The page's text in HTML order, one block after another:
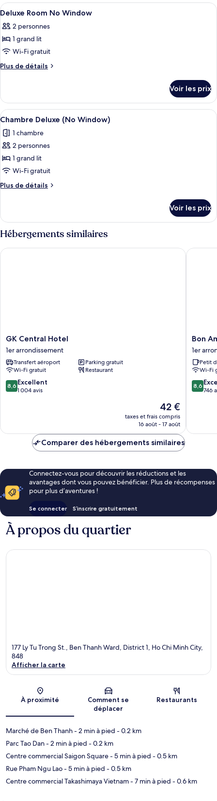
Deluxe
Twin
Room
type
de
Premium
Deluxe
Room
Afficher
toutes
les
photos
pour
ce
chambre :
Deluxe
Room
No
Window
Une chambre à coucher avec un lit,
5
Deluxe Room No Window
2 personnes
1 grand lit
Wi-Fi gratuit
Plus de détails
Plus
le
type
de
Deluxe
Room
Window
Voir les prix
Afficher
toutes
les
photos
pour
ce
type
de
Chambre
Deluxe
(No
Window)
Une chambre d’hôtel avec un
2
Chambre Deluxe (No Window)
1 chambre
2 personnes
1 grand lit
Wi-Fi gratuit
Plus de détails
Plus
le
type
de
chambre
Chambre
Voir les prix
Hébergements similaires
GK
Central
Hotel
1er
arrondissement
GK Central Hotel
1er arrondissement
Transfert aéroport
Parking gratuit
Wi-Fi gratuit
Restaurant
8.6
sur
8,6 Excellent
1 004 avis
Le
nouveau
prix
de
42 €
taxes et frais compris
16 août - 17 août
GK Central Hotel
Bon
Ami
Hotel
-
Thiên
Xuân
1er
Bon
1er
Petit
Wi-Fi
8.6
sur
8,6
746
Bon
Comparer des hébergements similaires
Connectez-vous pour découvrir les réductions et les
avantages dont vous pouvez bénéficier. Plus de récompenses
pour plus d’aventures !
Se connecter S’inscrire gratuitement
À propos du quartier
177 Ly Tu Trong St., Ben Thanh Ward, District 1, Ho Chi Minh City,
848
Afficher la carte
À proximité
Comment se
déplacer
Restaurants
Marché de Ben Thanh- 2 min à pied - 0.2 km
Parc Tao Dan- 2 min à pied - 0.2 km
Centre commercial Saigon Square- 5 min à pied - 0.5 km
Rue Pham Ngu Lao- 5 min à pied - 0.5 km
Centre commercial Takashimaya Vietnam- 7 min à pied - 0.6 km